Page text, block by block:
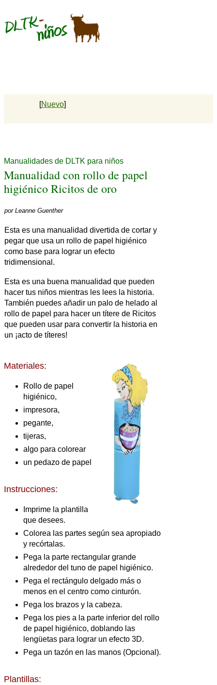
[Nuevo]
Manualidades de DLTK para niños
Manualidad con rollo de papel
higiénico Ricitos de oro
por Leanne Guenther
Esta es una manualidad divertida de cortar y
pegar que usa un rollo de papel higiénico
como base para lograr un efecto
tridimensional.
Esta es una buena manualidad que pueden
hacer tus niños mientras les lees la historia.
También puedes añadir un palo de helado al
rollo de papel para hacer un títere de Ricitos
que pueden usar para convertir la historia en
un ¡acto de títeres!
Materiales:
Rollo de papel
higiénico,
impresora,
pegante,
tijeras,
algo para colorear
un pedazo de papel
Instrucciones:
Imprime la plantilla
que desees.
Colorea las partes según sea apropiado
y recórtalas.
Pega la parte rectangular grande
alrededor del tuno de papel higiénico.
Pega el rectángulo delgado más o
menos en el centro como cinturón.
Pega los brazos y la cabeza.
Pega los pies a la parte inferior del rollo
de papel higiénico, doblando las
lengüetas para lograr un efecto 3D.
Pega un tazón en las manos (Opcional).
Plantillas: